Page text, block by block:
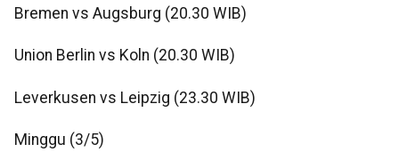
Bremen vs Augsburg (20.30 WIB)
Union Berlin vs Koln (20.30 WIB)
Leverkusen vs Leipzig (23.30 WIB)
Minggu (3/5)